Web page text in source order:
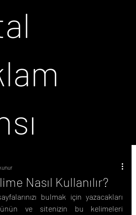
Nasıl Kullanılır?
bulmak için yazacakları
ve sitenizin bu kelimeleri